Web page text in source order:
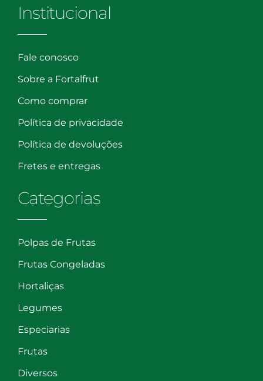
Institucional
Fale conosco
Sobre a Fortalfrut
Como comprar
Política de privacidade
Política de devoluções
Fretes e entregas
Categorias
Polpas de Frutas
Frutas Congeladas
Hortaliças
Legumes
Especiarias
Frutas
Diversos